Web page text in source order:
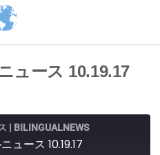
ュース 10.19.17
| BILINGUALNEWS
ュース 10.19.17